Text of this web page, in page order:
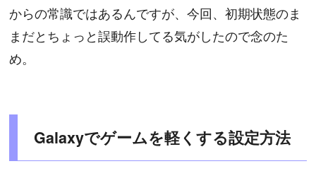
からの常識ではあるんですが、今回、初期状態のま
まだとちょっと誤動作してる気がしたので念のた
め。
Galaxyでゲームを軽くする設定方法